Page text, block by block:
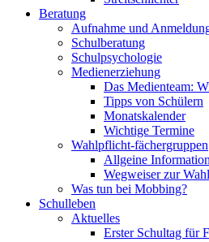
Beratung
Aufnahme und
Schulberatung
Schulpsychologie
Medienerziehung
Das Medienteam:
Tipps von Schülern
Monatskalender
Wichtige Termine
Wahlpflicht-fächergruppen
Allgeine
Wegweiser zur
Was tun bei Mobbing?
Schulleben
Aktuelles
Erster Schultag für